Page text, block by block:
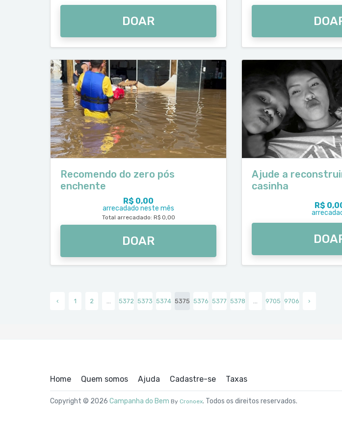
DOAR
Recomendo do zero pós
enchente
R$ 0,00
arrecadado neste mês
Total arrecadado: R$ 0,00
DOAR
Ajude a
casinha
R$
‹ 1 2 5372 5373 5374 5375 5376 5377 5378 9705 9706 ›
Home Quem somos Ajuda Cadastre-se Taxas
Copyright © 2026 Campanha do Bem By Cronoex. Todos os direitos reservados.